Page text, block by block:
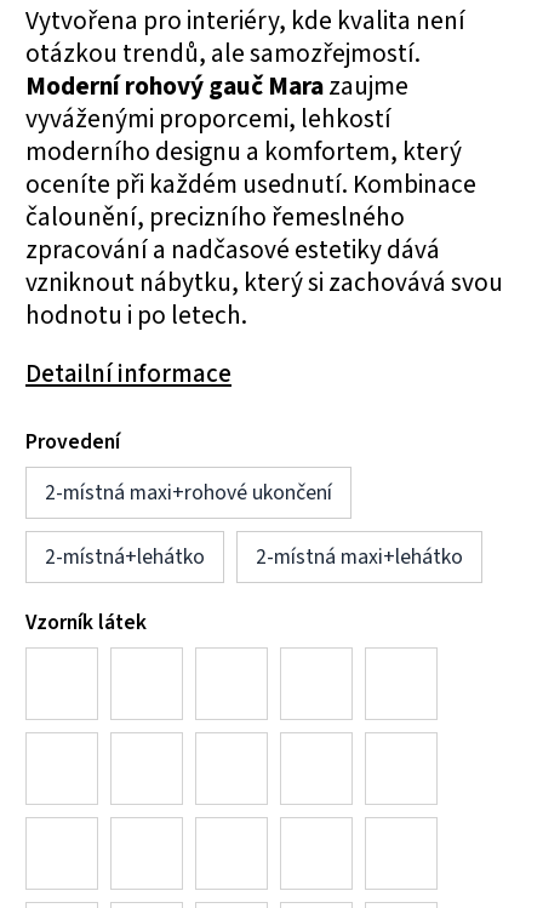
Vytvořena pro interiéry, kde kvalita není
otázkou trendů, ale samozřejmostí.
Moderní rohový gauč Marazaujme
vyváženými proporcemi, lehkostí
moderního designu a komfortem, který
oceníte při každém usednutí. Kombinace
čalounění, precizního řemeslného
zpracování a nadčasové estetiky dává
vzniknout nábytku, který si zachovává svou
hodnotu i po letech.
Detailní informace
Provedení
2-místná maxi+rohové ukončení
2-místná+lehátko 2-místná maxi+lehátko
Vzorník látek